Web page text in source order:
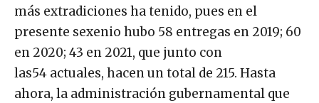
más extradiciones ha tenido, pues en el
presente sexenio hubo 58 entregas en 2019; 60
en 2020; 43 en 2021, que junto con
las54 actuales, hacen un total de 215. Hasta
ahora, la administración gubernamental que